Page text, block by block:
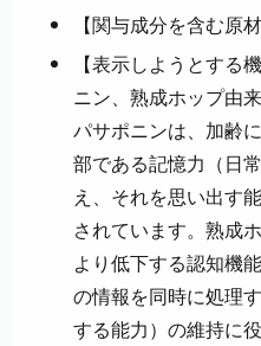
【関与成分を含む原
【表示しようとする
ニン、熟成ホップ由
パサポニンは、加齢
部である記憶力（日
え、それを思い出す
されています。熟成
より低下する認知機
の情報を同時に処理
する能力）の維持に